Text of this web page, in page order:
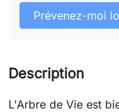
Prévenez-moi
Description
L'Arbre de Vie est